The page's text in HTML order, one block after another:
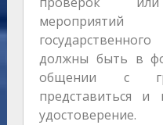
должны быть в
общении с
представиться и
удостоверение.